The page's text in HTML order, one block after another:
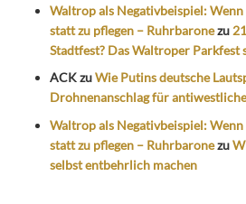
Waltrop als Negativbeispiel:
statt zu pflegen – Ruhrbaronezu
Stadtfest? Das Waltroper Parkfest
ACKzuWie Putins deutsche
Drohnenanschlag für
Waltrop als Negativbeispiel:
statt zu pflegen – Ruhrbaronezu
selbst entbehrlich machen